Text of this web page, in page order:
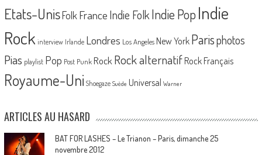
Etats-UnisFolk France Indie Folk Indie PopIndie
Rock interview Irlande Londres Los Angeles New York Parisphotos
Pias playlist Pop Post Punk Rock Rock alternatif Rock Français
Royaume-Uni Shoegaze Suède Universal Warner
ARTICLES AU HASARD
BAT FOR LASHES – Le Trianon – Paris, dimanche 25
novembre 2012